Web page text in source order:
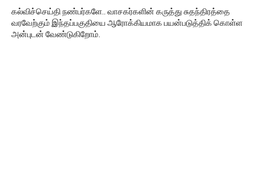
கல்விச்செய்தி நண்பர்களே.. வாசகர்களின் கருத்து சுதந்திரத்தை
வரவேற்கும் இந்தப்பகுதியை ஆரோக்கியமாக பயன்படுத்திக் கொள்ள
அன்புடன் வேண்டுகிறோம்.